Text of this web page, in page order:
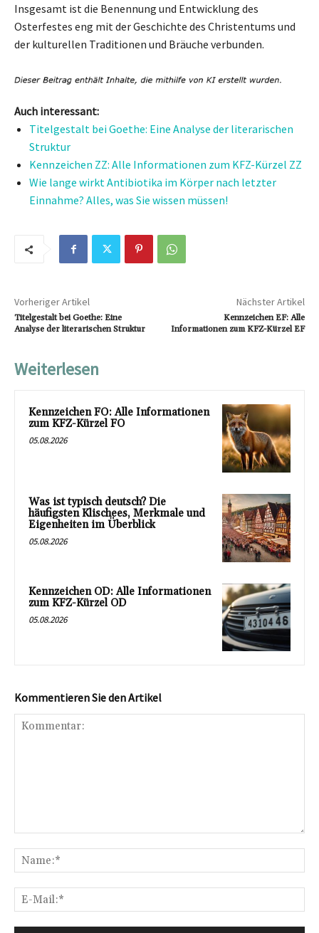
Insgesamt ist die Benennung und Entwicklung des
Osterfestes eng mit der Geschichte des Christentums und
der kulturellen Traditionen und Bräuche verbunden.
Auch interessant:
Titelgestalt bei Goethe: Eine Analyse der literarischen
Struktur
Kennzeichen ZZ: Alle Informationen zum KFZ-Kürzel ZZ
Wie lange wirkt Antibiotika im Körper nach letzter
Einnahme? Alles, was Sie wissen müssen!
Vorheriger Artikel
Titelgestalt bei Goethe: Eine
Analyse der literarischen Struktur
Nächster Artikel
Kennzeichen EF: Alle
Informationen zum KFZ-Kürzel EF
Weiterlesen
Kennzeichen FO: Alle Informationen
zum KFZ-Kürzel FO
05.08.2026
Was ist typisch deutsch? Die
häufigsten Klischees, Merkmale und
Eigenheiten im Überblick
05.08.2026
Kennzeichen OD: Alle Informationen
zum KFZ-Kürzel OD
05.08.2026
Kommentieren Sie den Artikel